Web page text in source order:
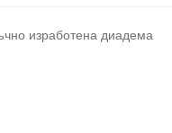
изработена диадема